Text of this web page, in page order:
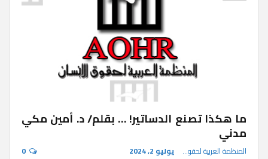
ما هكذا تصنع الدساتير! … بقلم/ د. أمين مكي
مدني
المنظمة العربية لحقوق الإنسان يوليو 2, 2024